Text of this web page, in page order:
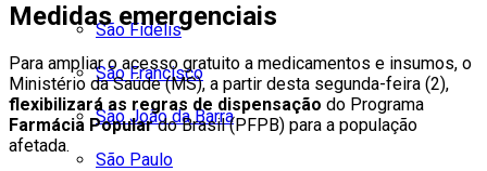
São Fidélis
São Francisco
São João da Barra
São Paulo
Medidas emergenciais
Para ampliar o acesso gratuito a medicamentos e insumos, o
Ministério da Saúde (MS), a partir desta segunda-feira (2),
flexibilizará as regras de dispensação do Programa
Farmácia Populardo Brasil (PFPB) para a população
afetada.